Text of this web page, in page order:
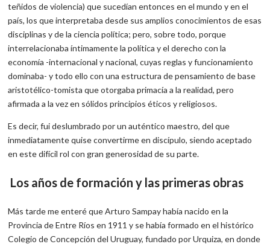
teñidos de violencia) que sucedían entonces en el mundo y en el
país, los que interpretaba desde sus amplios conocimientos de esas
disciplinas y de la ciencia política; pero, sobre todo, porque
interrelacionaba íntimamente la política y el derecho con la
economía -internacional y nacional, cuyas reglas y funcionamiento
dominaba- y todo ello con una estructura de pensamiento de base
aristotélico-tomista que otorgaba primacía a la realidad, pero
afirmada a la vez en sólidos principios éticos y religiosos.
Es decir, fui deslumbrado por un auténtico maestro, del que
inmediatamente quise convertirme en discípulo, siendo aceptado
en este difícil rol con gran generosidad de su parte.
Los años de formación y las primeras obras
Más tarde me enteré que Arturo Sampay había nacido en la
Provincia de Entre Ríos en 1911 y se había formado en el histórico
Colegio de Concepción del Uruguay, fundado por Urquiza, en donde